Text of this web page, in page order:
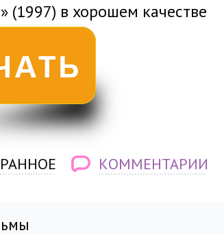
(1997) в хорошем качестве
КОММЕНТАРИИ